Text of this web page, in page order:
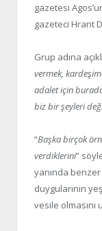
gazetesi
gazeteci Hrant
Grup adına
vermek,
adalet için
biz bir şeyleri
“Başka birçok
verdiklerini”
yanında benzer
duygularının
vesile olmasını